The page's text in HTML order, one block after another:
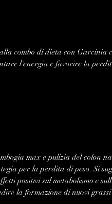
combo di dieta con Garcinia
l'energia e favorire la
max e pulizia del colon
per la perdita di peso. Si
positivi sul metabolismo e
la formazione di nuovi